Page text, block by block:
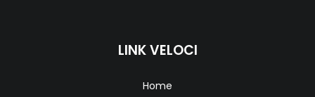
LINK VELOCI
Home